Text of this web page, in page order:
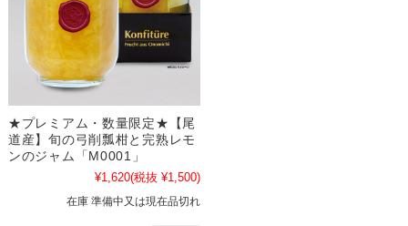
★プレミアム・数量限定★【尾
道産】旬の弓削瓢柑と完熟レモ
ンのジャム「M0001」
¥1,620(税抜 ¥1,500)
在庫 準備中又は現在品切れ